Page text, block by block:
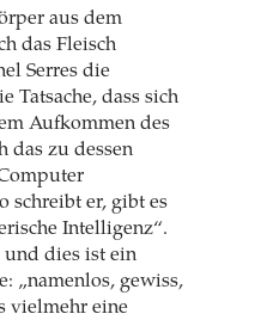
aus dem
das Fleisch
Serres die
Tatsache, dass sich
Aufkommen des
das zu dessen
schreibt er, gibt es
Intelligenz“.
und dies ist ein
„namenlos, gewiss,
vielmehr eine